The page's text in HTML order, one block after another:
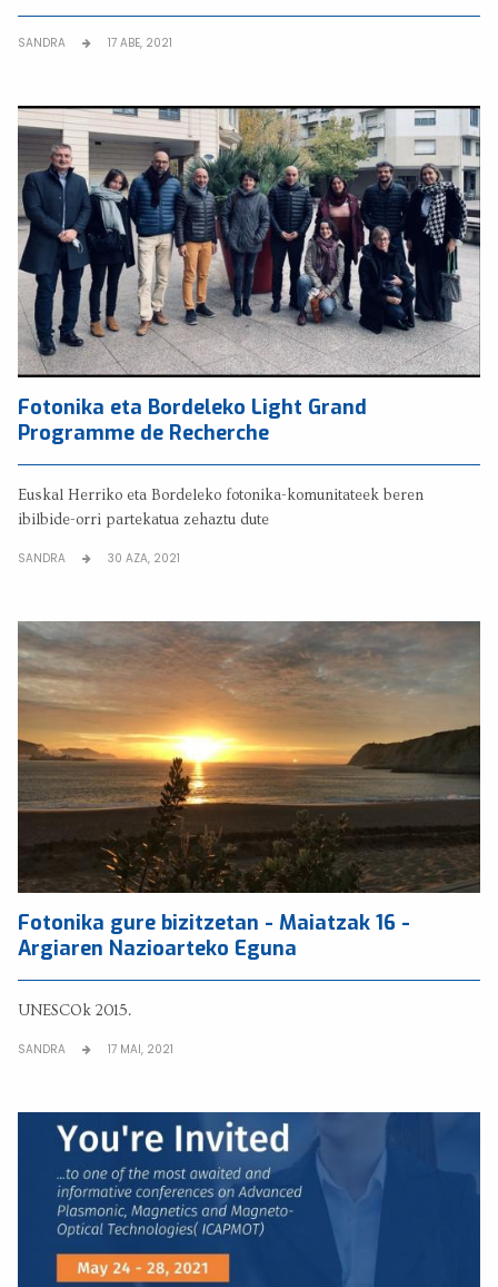
SANDRA 17 ABE, 2021
Fotonika eta Bordeleko Light Grand
Programme de Recherche
Euskal Herriko eta Bordeleko fotonika-komunitateek beren
ibilbide-orri partekatua zehaztu dute
SANDRA 30 AZA, 2021
Fotonika gure bizitzetan - Maiatzak 16 -
Argiaren Nazioarteko Eguna
UNESCOk 2015.
SANDRA 17 MAI, 2021